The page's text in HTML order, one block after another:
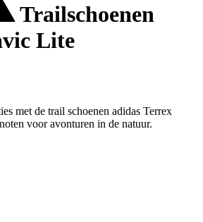
Trailschoenen
Lite
met de trail schoenen adidas Terrex
voor avonturen in de natuur.